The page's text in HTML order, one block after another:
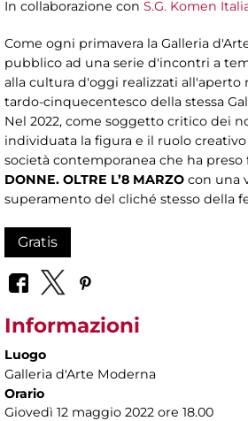
In collaborazione con S.G. Komen
Come ogni primavera la Galleria
pubblico ad una serie d'incontri a
alla cultura d'oggi realizzati all'aperto
tardo-cinquecentesco della stessa
Nel 2022, come soggetto critico dei
individuata la figura e il ruolo
società contemporanea che ha preso
DONNE. OLTRE L’8 MARZO con una
superamento del cliché stesso della
Gratis
Informazioni
Luogo
Galleria d'Arte Moderna
Orario
Giovedì 12 maggio 2022 ore 18.00